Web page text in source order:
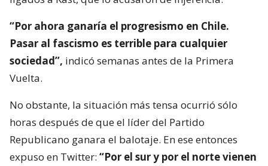
“Por ahora ganaría el progresismo en Chile.
Pasar al fascismo es terrible para cualquier
sociedad”, indicó semanas antes de la Primera
Vuelta.
No obstante, la situación más tensa ocurrió sólo
horas después de que el líder del Partido
Republicano ganara el balotaje. En ese entonces
expuso en Twitter: “Por el sur y por el norte vienen